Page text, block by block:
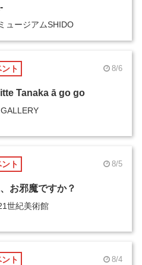
ュージアムSHIDO
ト 8/6
Tanaka ā go go
ト 8/5
お邪魔ですか？
世紀美術館
ト 8/4